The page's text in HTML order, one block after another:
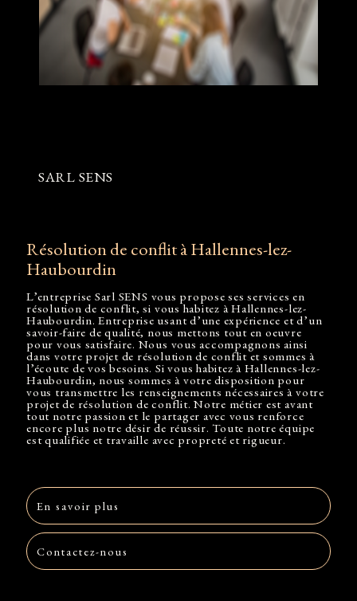
SARL SENS
résolution de conflit à Hallennes-lez-
Haubourdin
L’entreprise Sarl SENS vous propose ses services en
résolution de conflit, si vous habitez àHallennes-lez-
Haubourdin. Entreprise usant d’une expérience et d’un
savoir-faire de qualité, nous mettons tout en oeuvre
pour vous satisfaire. Nous vous accompagnons ainsi
dans votre projet de résolution de conflitet sommes à
l’écoute de vos besoins. Si vous habitez à Hallennes-lez-
Haubourdin, nous sommes à votre disposition pour
vous transmettre les renseignements nécessaires à votre
projet de résolution de conflit. Notre métier est avant
tout notre passion et le partager avec vous renforce
encore plus notre désir de réussir. Toute notre équipe
est qualifiée et travaille avec propreté et rigueur.
En savoir plus
Contactez-nous